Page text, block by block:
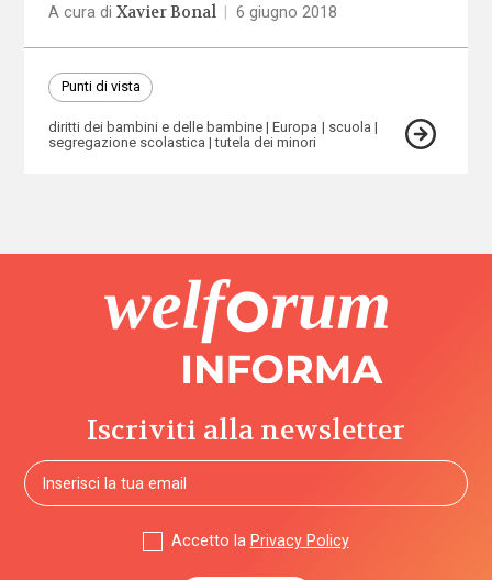
A cura di Xavier Bonal 6 giugno 2018
Punti di vista
diritti dei bambini e delle bambine Europa
scuola
segregazione scolastica
tutela dei minori
Iscriviti alla newsletter
Accetto la Privacy Policy